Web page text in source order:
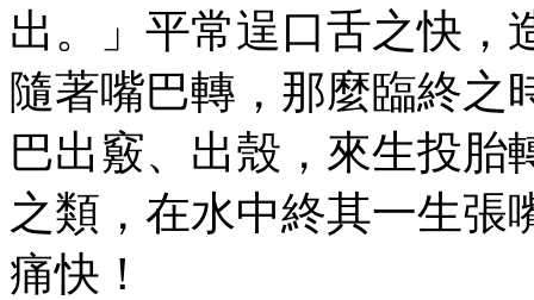
出。」平常逞口舌之快，
隨著嘴巴轉，那麼臨終之
巴出竅、出殼，來生投胎
之類，在水中終其一生張
痛快！